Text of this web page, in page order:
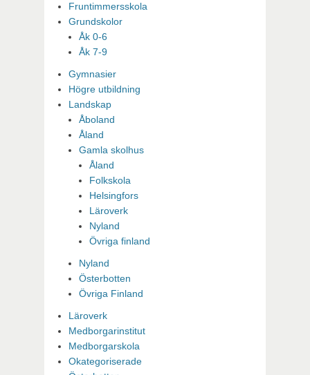
Fruntimmersskola
Grundskolor
Åk 0-6
Åk 7-9
Gymnasier
Högre utbildning
Landskap
Åboland
Åland
Gamla skolhus
Åland
Folkskola
Helsingfors
Läroverk
Nyland
Övriga finland
Nyland
Österbotten
Övriga Finland
Läroverk
Medborgarinstitut
Medborgarskola
Okategoriserade